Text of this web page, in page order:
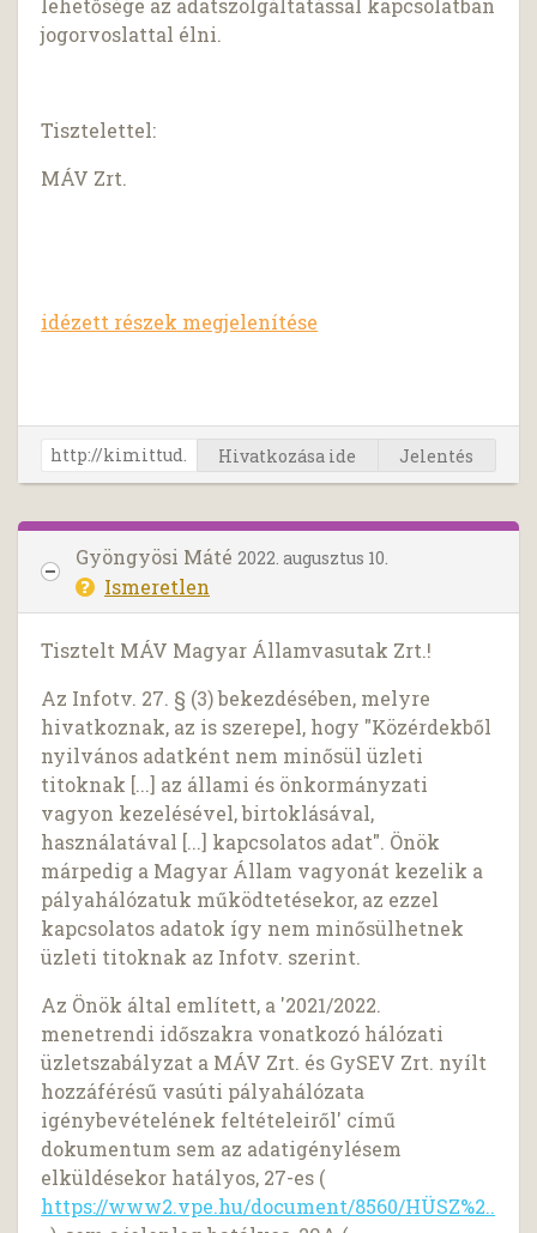
lehetősége az adatszolgáltatással kapcsolatban
jogorvoslattal élni.
Tisztelettel:
MÁV Zrt.
idézett részek megjelenítése
Hivatkozása ide Jelentés
Gyöngyösi Máté 2022. augusztus 10.
Ismeretlen
Tisztelt MÁV Magyar Államvasutak Zrt.!
Az Infotv. 27. § (3) bekezdésében, melyre
hivatkoznak, az is szerepel, hogy "Közérdekből
nyilvános adatként nem minősül üzleti
titoknak [...] az állami és önkormányzati
vagyon kezelésével, birtoklásával,
használatával [...] kapcsolatos adat". Önök
márpedig a Magyar Állam vagyonát kezelik a
pályahálózatuk működtetésekor, az ezzel
kapcsolatos adatok így nem minősülhetnek
üzleti titoknak az Infotv. szerint.
Az Önök által említett, a '2021/2022.
menetrendi időszakra vonatkozó hálózati
üzletszabályzat a MÁV Zrt. és GySEV Zrt. nyílt
hozzáférésű vasúti pályahálózata
igénybevételének feltételeiről' című
dokumentum sem az adatigénylésem
elküldésekor hatályos, 27-es (
https://www2.vpe.hu/document/8560/HÜSZ%2..